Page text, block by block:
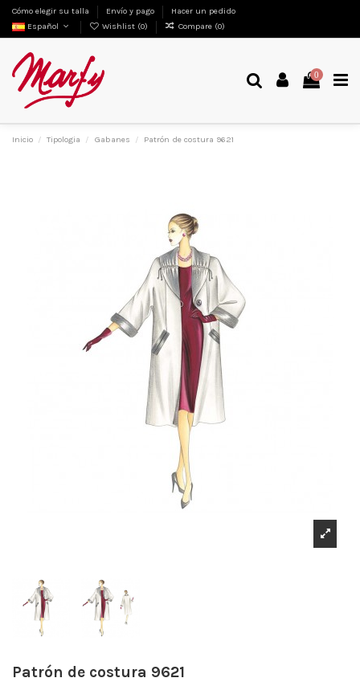
Cómo elegir su talla Envío y pago
Hacer un pedido
Español
Wishlist (0) Compare (0)
0
Inicio Tipologia Gabanes Patrón de costura 9621
Patrón de costura 9621